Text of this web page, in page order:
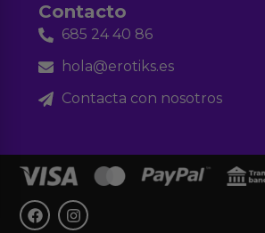
Contacto
685 24 40 86
hola@erotiks.es
Contacta con nosotros
F
a
I
n